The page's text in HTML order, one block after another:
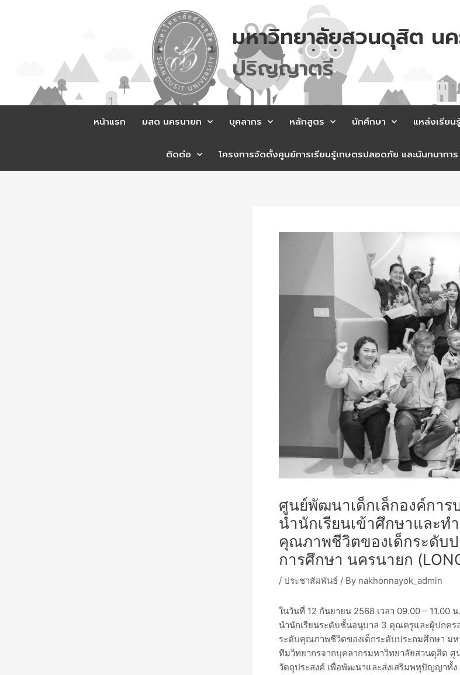
มหาวิทยาลัยสวนดุสิต น
ปรญญาตร
หน้าแรก มสด นครนายก บุคลากร หลักสูตร นักศึกษา แหล่งเรียน
ติดต่อ โครงการจัดตั้งศูนย์การเรียนรู้เกษตรปลอดภัย และนันทนากา
ศูนย์พัฒนาเด็กเล็กองค์กา
นำนักเรียนเข้าศึกษาและท
คุณภาพชีวิตของเด็กระดับ
การศึกษา นครนายก
/ ประชาสัมพันธ์ / By nakhonnayok_admin
ในวันที่ 12 กันยายน 2568 เวลา 09.00 –
นำนักเรียนระดับชั้นอนุบาล 3 คุณครูและผู้ปกคร
ระดับคุณภาพชีวิตของเด็กระดับประถมศึกษา ม
ทีมวิทยากรจากบุคลากรมหาวิทยาลัยสวนดุสิต
วัตถุประสงค์ เพื่อพัฒนาและส่งเสริมพหุปัญญาทั้ง